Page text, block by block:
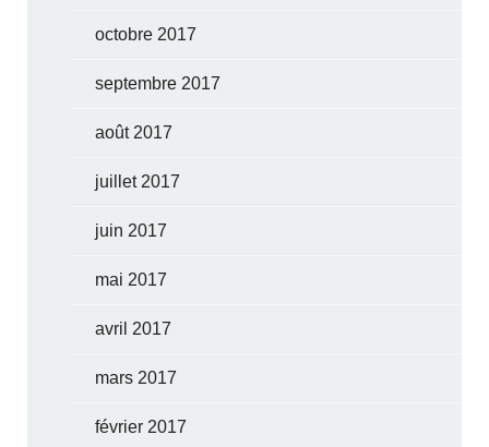
octobre 2017
septembre 2017
août 2017
juillet 2017
juin 2017
mai 2017
avril 2017
mars 2017
février 2017